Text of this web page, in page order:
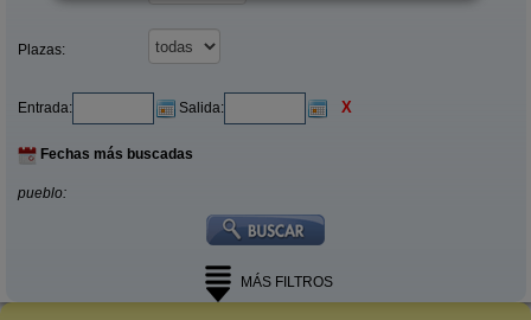
Plazas:
Entrada: Salida: X
Fechas más buscadas
pueblo:
MÁS FILTROS